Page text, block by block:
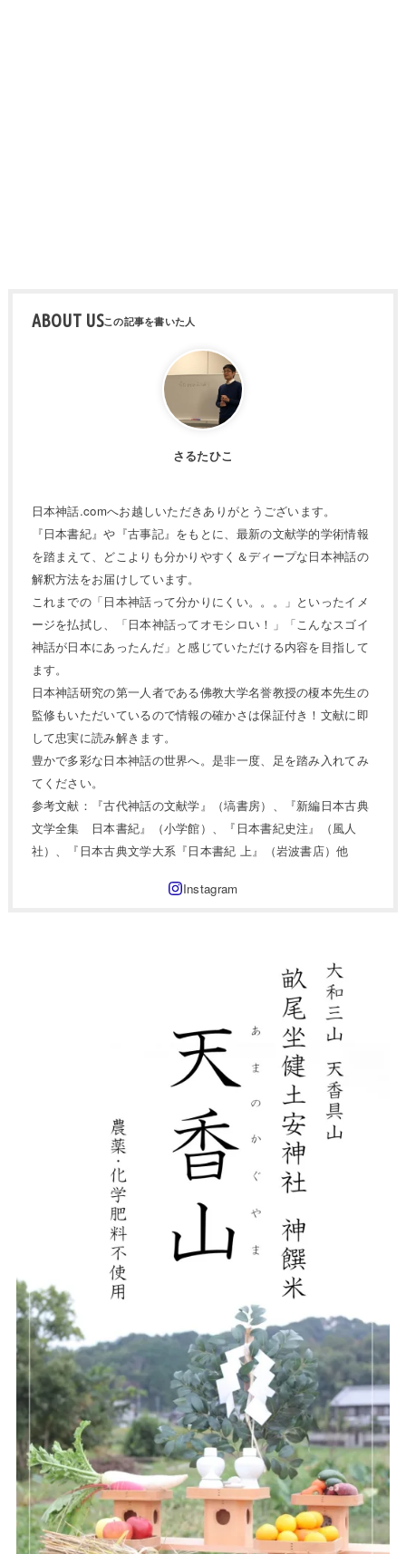
ABOUT US
さるたひこ
日本神話.comへお越しいただきありがとうございます。
『日本書紀』や『古事記』をもとに、最新の文献学的学術情報
を踏まえて、どこよりも分かりやすく＆ディープな日本神話の
解釈方法をお届けしています。
これまでの「日本神話って分かりにくい。。。」といったイメ
ージを払拭し、「日本神話ってオモシロい！」「こんなスゴイ
神話が日本にあったんだ」と感じていただける内容を目指して
ます。
日本神話研究の第一人者である佛教大学名誉教授の榎本先生の
監修もいただいているので情報の確かさは保証付き！文献に即
して忠実に読み解きます。
豊かで多彩な日本神話の世界へ。是非一度、足を踏み入れてみ
てください。
参考文献：『古代神話の文献学』（塙書房）、『新編日本古典
文学全集 日本書紀』（小学館）、『日本書紀史注』（風人
社）、『日本古典文学大系『日本書紀 上』（岩波書店）他